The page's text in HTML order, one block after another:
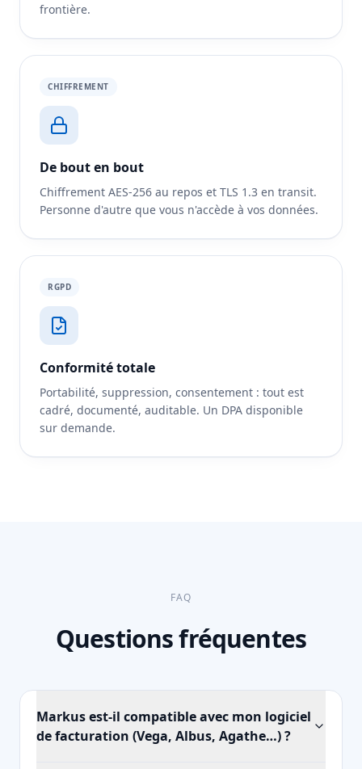
frontière.
CHIFFREMENT
De bout en bout
Chiffrement AES-256 au repos et TLS 1.3 en transit.
Personne d'autre que vous n'accède à vos données.
RGPD
Conformité totale
Portabilité, suppression, consentement : tout est
cadré, documenté, auditable. Un DPA disponible
sur demande.
FAQ
Questions fréquentes
Markus est-il compatible avec mon logiciel
de facturation (Vega, Albus, Agathe…) ?